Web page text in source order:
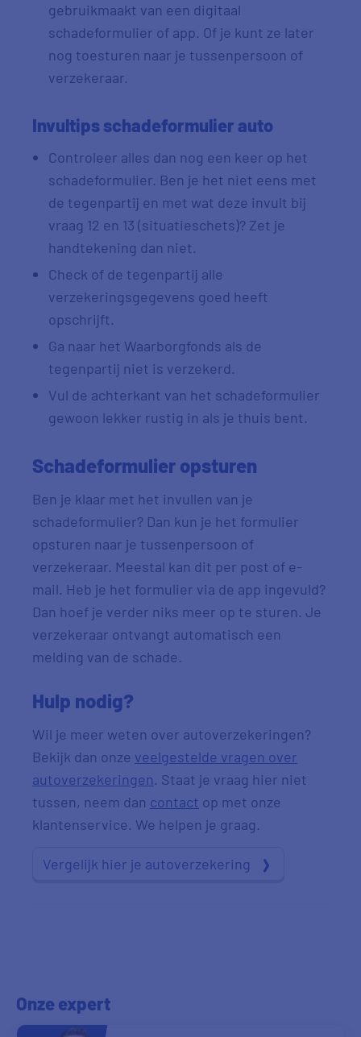
gebruikmaakt van een digitaal
schadeformulier of app. Of je kunt ze later
nog toesturen naar je tussenpersoon of
verzekeraar.
Invultips schadeformulier auto
Controleer alles dan nog een keer op het
schadeformulier. Ben je het niet eens met
de tegenpartij en met wat deze invult bij
vraag 12 en 13 (situatieschets)? Zet je
handtekening dan niet.
Check of de tegenpartij alle
verzekeringsgegevens goed heeft
opschrijft.
Ga naar het Waarborgfonds als de
tegenpartij niet is verzekerd.
Vul de achterkant van het schadeformulier
gewoon lekker rustig in als je thuis bent.
Schadeformulier opsturen
Ben je klaar met het invullen van je
schadeformulier? Dan kun je het formulier
opsturen naar je tussenpersoon of
verzekeraar. Meestal kan dit per post of e-
mail. Heb je het formulier via de app ingevuld?
Dan hoef je verder niks meer op te sturen. Je
verzekeraar ontvangt automatisch een
melding van de schade.
Hulp nodig?
Wil je meer weten over autoverzekeringen?
Bekijk dan onze veelgestelde vragen over
autoverzekeringen. Staat je vraag hier niet
tussen, neem dan contact op met onze
klantenservice. We helpen je graag.
Vergelijk hier je autoverzekering
Onze expert